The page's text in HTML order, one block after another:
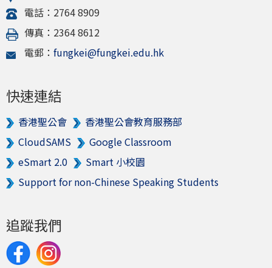
電話：2764 8909
傳真：2364 8612
電郵： fungkei@fungkei.edu.hk
快速連結
香港聖公會
香港聖公會教育服務部
CloudSAMS
Google Classroom
eSmart 2.0
Smart 小校園
Support for non-Chinese Speaking Students
追蹤我們